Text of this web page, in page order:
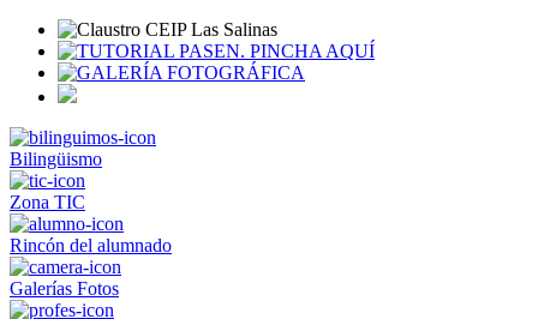
Bilingüismo
Zona TIC
Rincón del alumnado
Galerías Fotos